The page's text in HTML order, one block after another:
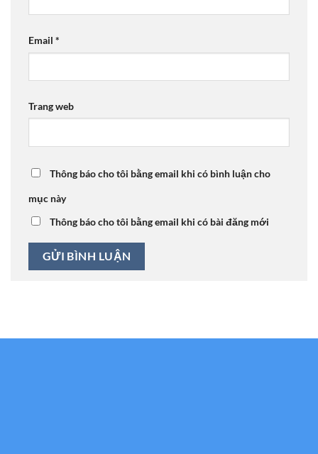
Email *
Trang web
Thông báo cho tôi bằng email khi có bình luận cho
mục này
Thông báo cho tôi bằng email khi có bài đăng mới